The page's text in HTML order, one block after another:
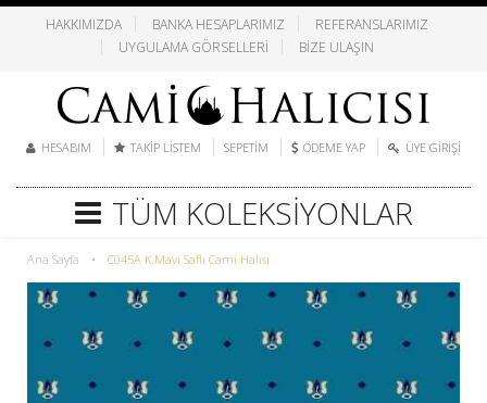
HAKKIMIZDA BANKA HESAPLARIMIZ
REFERANSLARIMIZ
UYGULAMA GÖRSELLERI
BIZE ULAŞIN
HESABIM TAKIP LISTEM SEPETIM ÖDEME YAP ÜYE GIRIŞI
TÜM KOLEKSIYONLAR
Ana Sayfa • C045A K.Mavi Saflı Cami Halısı